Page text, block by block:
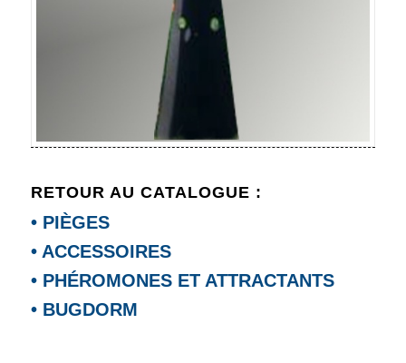
RETOUR AU CATALOGUE :
• PIÈGES
• ACCESSOIRES
• PHÉROMONES ET ATTRACTANTS
• BUGDORM